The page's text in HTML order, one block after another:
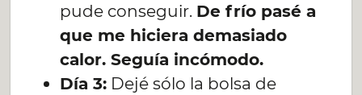
pude conseguir. De frío pasé a
que me hiciera demasiado
calor. Seguía incómodo.
Día 3:Dejé sólo la bolsa de